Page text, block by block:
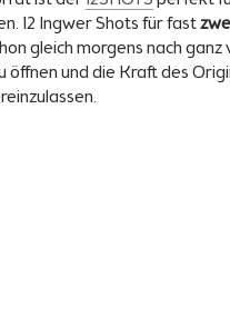
12 Ingwer Shots für fast
gleich morgens nach
öffnen und die Kraft des